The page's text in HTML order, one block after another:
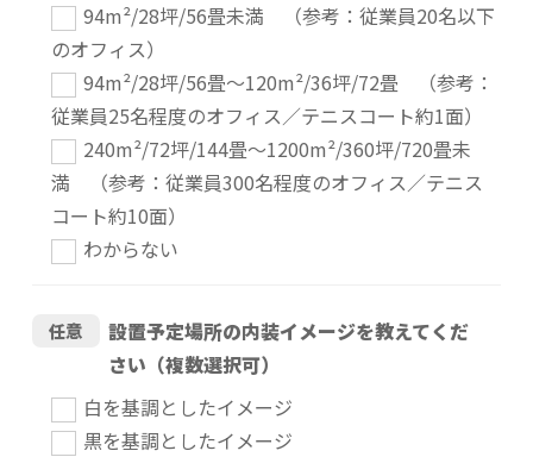
94m²/28坪/56畳未満 （参考：従業員20名以下
のオフィス）
94m²/28坪/56畳～120m²/36坪/72畳 （参考：
従業員25名程度のオフィス／テニスコート約1面）
240m²/72坪/144畳～1200m²/360坪/720畳未
満 （参考：従業員300名程度のオフィス／テニス
コート約10面）
わからない
任意
設置予定場所の内装イメージを教えてくだ
さい（複数選択可）
白を基調としたイメージ
黒を基調としたイメージ